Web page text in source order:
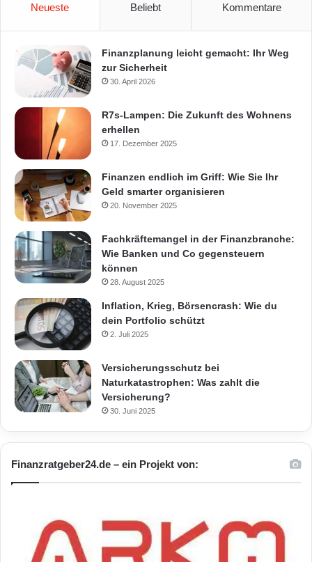
Neueste Beliebt Kommentare
Finanzplanung leicht gemacht: Ihr Weg
zur Sicherheit
30. April 2026
R7s-Lampen: Die Zukunft des Wohnens
erhellen
17. Dezember 2025
Finanzen endlich im Griff: Wie Sie Ihr
Geld smarter organisieren
20. November 2025
Fachkräftemangel in der Finanzbranche:
Wie Banken und Co gegensteuern
können
28. August 2025
Inflation, Krieg, Börsencrash: Wie du
dein Portfolio schützt
2. Juli 2025
Versicherungsschutz bei
Naturkatastrophen: Was zahlt die
Versicherung?
30. Juni 2025
Finanzratgeber24.de – ein Projekt von: